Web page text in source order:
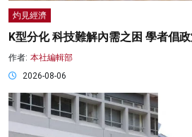
灼見經濟
K型分化 科技難解內需之困 學者倡
作者: 本社編輯部
2026-08-06